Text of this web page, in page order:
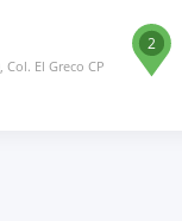
El Greco CP
2